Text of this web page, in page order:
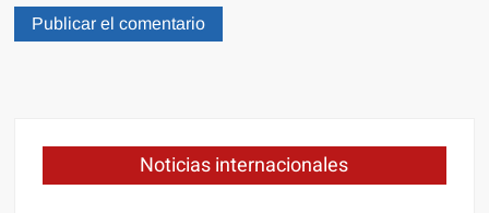
Noticias internacionales